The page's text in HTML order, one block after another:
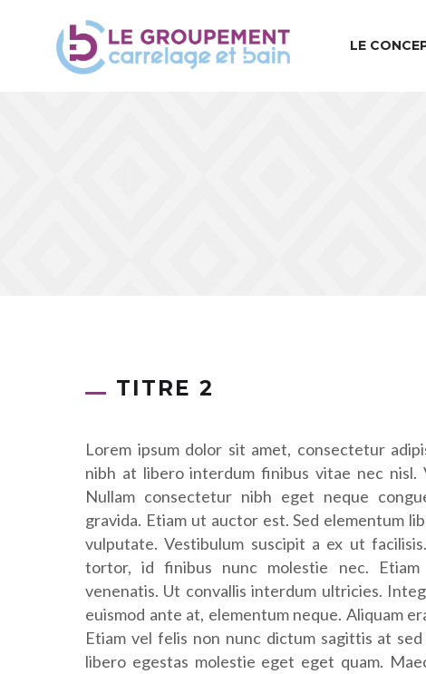
LE
TITRE 2
Lorem ipsum dolor sit amet, consectetur
nibh at libero interdum finibus vitae nec nisl.
Nullam consectetur nibh eget neque
gravida. Etiam ut auctor est. Sed elementum
vulputate. Vestibulum suscipit a ex ut
tortor, id finibus nunc molestie nec.
venenatis. Ut convallis interdum ultricies.
euismod ante at, elementum neque. Aliquam
Etiam vel felis non nunc dictum sagittis at
libero egestas molestie eget eget quam.